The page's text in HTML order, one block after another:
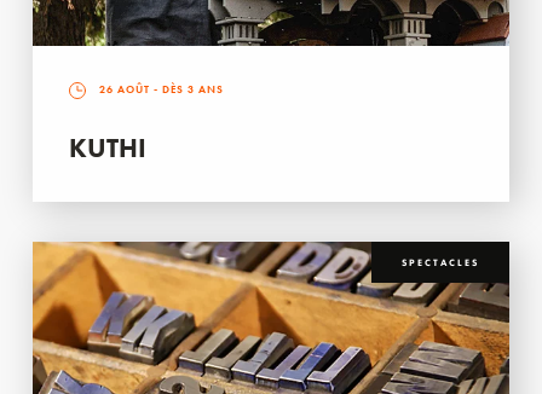
26 AOÛT - DÈS 3 ANS
KUTHI
SPECTACLES